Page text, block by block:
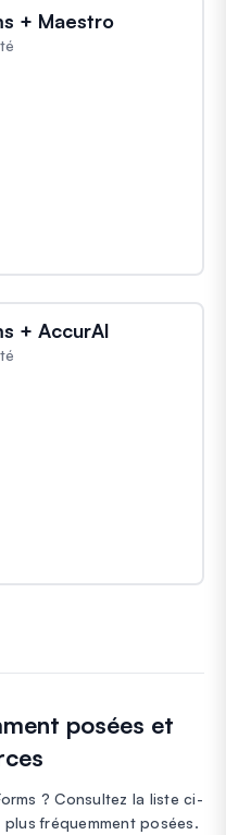
+ Maestro
+ AccurAI
posées et
? Consultez la liste ci-
fréquemment posées.